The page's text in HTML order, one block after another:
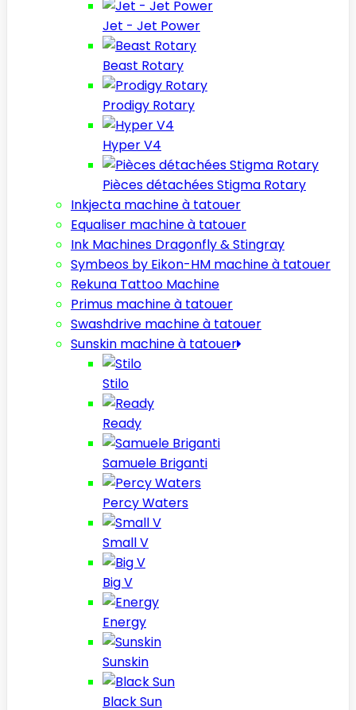
Jet - Jet Power
Beast Rotary
Prodigy Rotary
Hyper V4
Pièces détachées Stigma Rotary
Inkjecta machine à tatouer
Equaliser machine à tatouer
Ink Machines Dragonfly & Stingray
Symbeos by Eikon-HM machine à tatouer
Rekuna Tattoo Machine
Primus machine à tatouer
Swashdrive machine à tatouer
Sunskin machine à tatouer
Stilo
Ready
Samuele Briganti
Percy Waters
Small V
Big V
Energy
Sunskin
Black Sun